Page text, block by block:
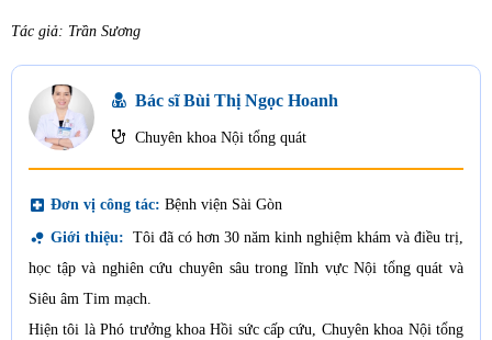
Tác giả: Trần Sương
Bác sĩ Bùi Thị Ngọc Hoanh
Chuyên khoa Nội tổng quát
local_hospital Đơn vị công tác: Bệnh viện Sài Gòn
bubble_chart Giới thiệu: Tôi đã có hơn 30 năm kinh nghiệm khám và điều trị,
học tập và nghiên cứu chuyên sâu trong lĩnh vực Nội tổng quát và
Siêu âm Tim mạch.
Hiện tôi là Phó trưởng khoa Hồi sức cấp cứu, Chuyên khoa Nội tổng